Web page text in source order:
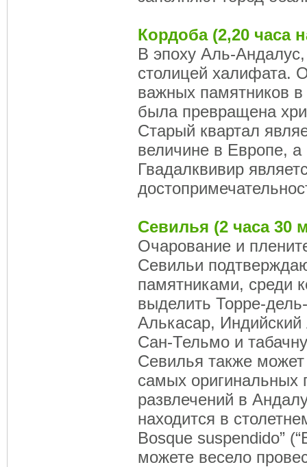
Кордоба (2,20 часа
В эпоху Аль-
столицей халифата.
важных памятников
была превращена
Старый квартал
величине в Европе,
Гвадалквивир
Севилья (2 часа 30
Очарование и
Севильи
памятниками, среди
выделить Торре-
Алькасар,
Сан-Тельмо и
Севилья также может
самых оригинальных
развлечений в
находится в
Bosque suspendido”
можете весело